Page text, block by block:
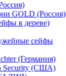
GOLD (Россия)
в дереве)
сейфы
(Германия)
Security (США)